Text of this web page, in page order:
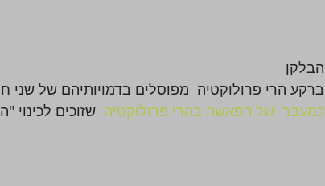
הבלקן
ברקע הרי פרולוקטיה  מפוסלים בדמויותיהם של שני
כמעבר  של הפאשה בהרי פרולוקטיה
שזוכים